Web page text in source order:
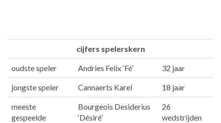
cijfers spelerskern
oudste speler Andries Felix ‘Fé’ 32 jaar
jongste speler Cannaerts Karel 18 jaar
meeste
gespeelde
Bourgeois Desiderius
‘Désiré’
26
wedstrijden